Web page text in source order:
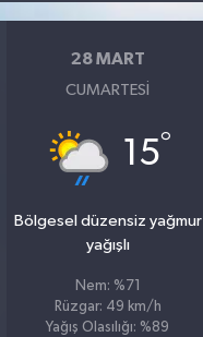
28 MART
CUMARTESI
15°
Bölgesel düzensiz yağmur
yağışlı
Nem: %71
Rüzgar: 49 km/h
Yağış Olasılığı: %89